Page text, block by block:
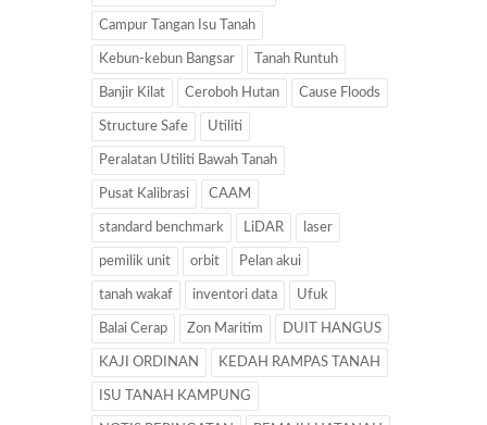
Campur Tangan Isu Tanah
Kebun-kebun Bangsar Tanah Runtuh
Banjir Kilat Ceroboh Hutan Cause Floods
Structure Safe Utiliti
Peralatan Utiliti Bawah Tanah
Pusat Kalibrasi CAAM
standard benchmark LiDAR laser
pemilik unit orbit Pelan akui
tanah wakaf inventori data Ufuk
Balai Cerap Zon Maritim DUIT HANGUS
KAJI ORDINAN KEDAH RAMPAS TANAH
ISU TANAH KAMPUNG